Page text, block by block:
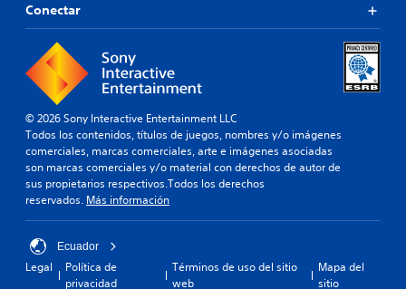
Conectar
© 2026 Sony Interactive Entertainment LLC
Todos los contenidos, títulos de juegos, nombres y/o imágenes
comerciales, marcas comerciales, arte e imágenes asociadas
son marcas comerciales y/o material con derechos de autor de
sus propietarios respectivos.Todos los derechos
reservados. Más información
Ecuador
Legal
Política de
privacidad
Términos de uso del sitio
web
Mapa del
sitio